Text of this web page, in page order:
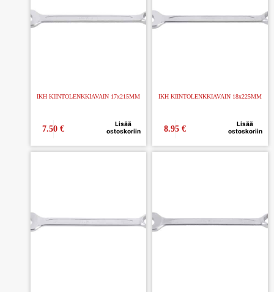
IKH KIINTOLENKKIAVAIN 17x215MM
7.50€
Lisää
ostoskoriin
IKH KIINTOLENKKIAVAIN 18x225MM
8.95€
Lisää
ostoskoriin